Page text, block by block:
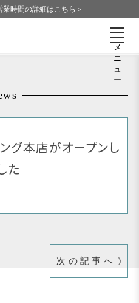
業時間の詳細はこちら＞
メ
ニ
ュ
ー
グ本店がオープンし
た
次の記事へ